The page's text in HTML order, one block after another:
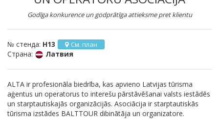
Godīga konkurence un godprātīga attieksme pret klientu
№ стенда: H13 См. план
Страна: Латвия
ALTA ir profesionāla biedrība, kas apvieno Latvijas tūrisma
aģentus un operatorus to interešu pārstāvēšanai valsts iestādēs
un starptautiskajās organizācijās. Asociācija ir starptautiskās
tūrisma izstādes BALTTOUR dibinātāja un organizatore.